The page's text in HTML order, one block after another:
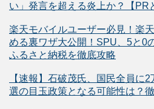
い」発言を超える炎上か？【PR
楽天モバイルユーザー必見！楽
める裏ワザ大公開！SPU、5と0
ふるさと納税を徹底攻略
【速報】石破茂氏、国民全員に
選の目玉政策となる可能性は？徹